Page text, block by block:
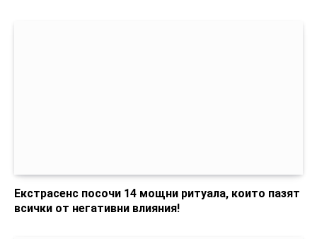
Екстрасенс посочи 14 мощни ритуала, които пазят
всички от негативни влияния!